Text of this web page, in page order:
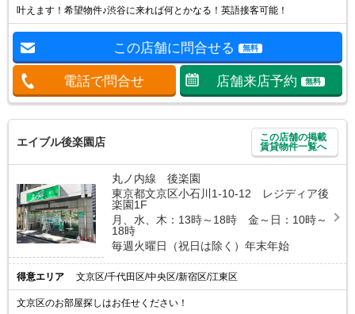
叶えます！希望物件♪渋谷に来れば何とかなる！英語接客可能！
この店舗に問合せる 無料
電話で問合せ 店舗来店予約 無料
エイブル後楽園店
この店舗の掲載
賃貸物件一覧へ
丸ノ内線 後楽園
東京都文京区小石川1-10-12 レジディア後
楽園1F
月、水、木：13時～18時 金～日：10時～
18時
毎週火曜日（祝日は除く）年末年始
得意エリア 文京区/千代田区/中央区/新宿区/江東区
文京区のお部屋探しはお任せください！